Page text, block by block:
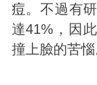
痘。不過有
達41%，因
撞上臉的苦惱